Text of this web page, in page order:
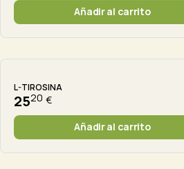
Añadir al carrito
L-TIROSINA
2520 €
Añadir al carrito